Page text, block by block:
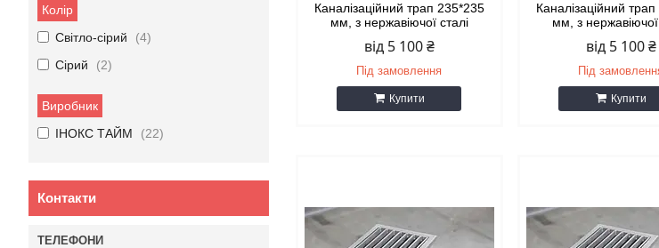
Каналізаційний трап 235*235
мм, з нержавіючої сталі
від 5 100 ₴
Під замовлення
Купити
Каналізаційний
мм, з нержавіючої
від 5 100 ₴
Під
Купити
Колір
Світло-сірий
4
Сірий
2
Виробник
ІНОКС ТАЙМ
22
Контакти